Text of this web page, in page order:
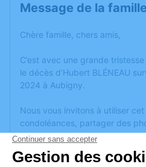
Message de la famille
Chère famille, chers amis,
C’est avec une grande
le décès d’Hubert BLÉNEAU
2024 à Aubigny.
Nous vous invitons à utiliser
condoléances, partager des
anecdote ou exprimer vos
ou des textes. Cet endroit est
honorer la mémoire d’Hubert